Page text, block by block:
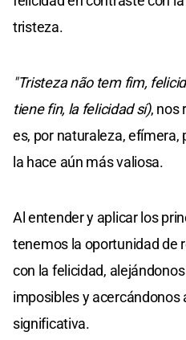
tristeza.
"Tristeza não tem fim,
tiene fin, la felicidad sí), nos
es, por naturaleza,
la hace aún más valiosa.
Al entender y aplicar los
tenemos la oportunidad de
con la felicidad,
imposibles y acercándonos
significativa.